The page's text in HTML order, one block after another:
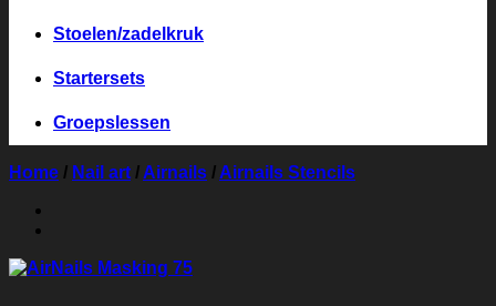
Stoelen/zadelkruk
Startersets
Groepslessen
Home / Nail art / Airnails / Airnails Stencils